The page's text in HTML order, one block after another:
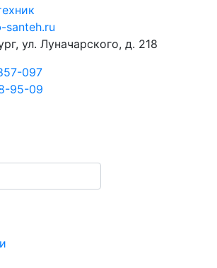
santeh.ru
ул. Луначарского, д. 218
097
95-09